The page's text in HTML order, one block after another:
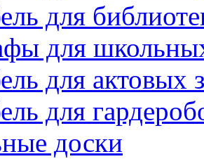
для
для
для актовых
для
доски